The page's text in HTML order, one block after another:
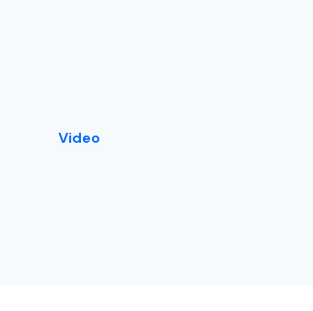
Video